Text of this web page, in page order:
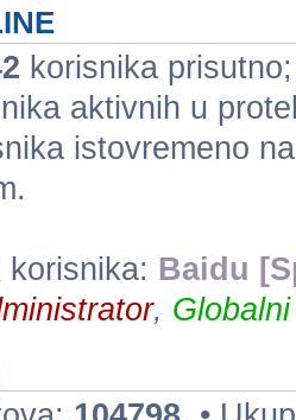
korisnika
aktivnih u
istovremeno
korisnika: Baidu
,